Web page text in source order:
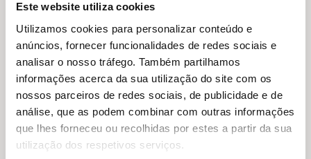
Este website utiliza cookies
Utilizamos cookies para personalizar conteúdo e
anúncios, fornecer funcionalidades de redes sociais e
analisar o nosso tráfego. Também partilhamos
informações acerca da sua utilização do site com os
nossos parceiros de redes sociais, de publicidade e de
análise, que as podem combinar com outras informações
que lhes forneceu ou recolhidas por estes a partir da sua
utilização dos respetivos serviços.
cáustico e uma prosa elegante.»
James Stavridis, almirante reformado da
Marinha dos EUA, ex-Comandante Supremo
Aliado na NATO e atual vice-presidente de
Global Affairs do Carlyle Group
19,45€ O
original
era:
19,45 €.
13,61€O
atual
é:
13,61 €.
Natureza do Futuro
Elizabeth Kolbert
original
era:
16,65 €.
é:
A arte de curar a alma